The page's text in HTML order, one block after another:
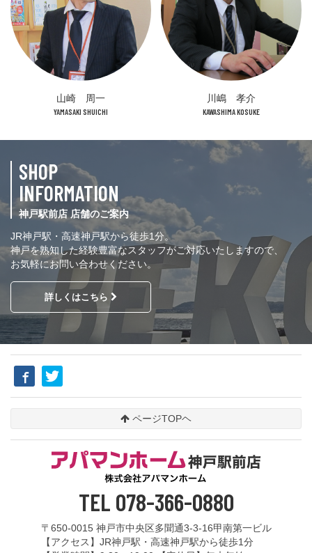
山崎 周一
YAMASAKI SHUICHI
川嶋 孝介
KAWASHIMA KOSUKE
SHOP
INFORMATION
神戸駅前店 店舗のご案内
JR神戸駅・高速神戸駅から徒歩1分。
神戸を熟知した経験豊富なスタッフがご対応いたしますので、
お気軽にお問い合わせください。
詳しくはこちら
ページTOPヘ
TEL 078-366-0880
〒650-0015 神戸市中央区多聞通3-3-16甲南第一ビル
【アクセス】JR神戸駅・高速神戸駅から徒歩1分